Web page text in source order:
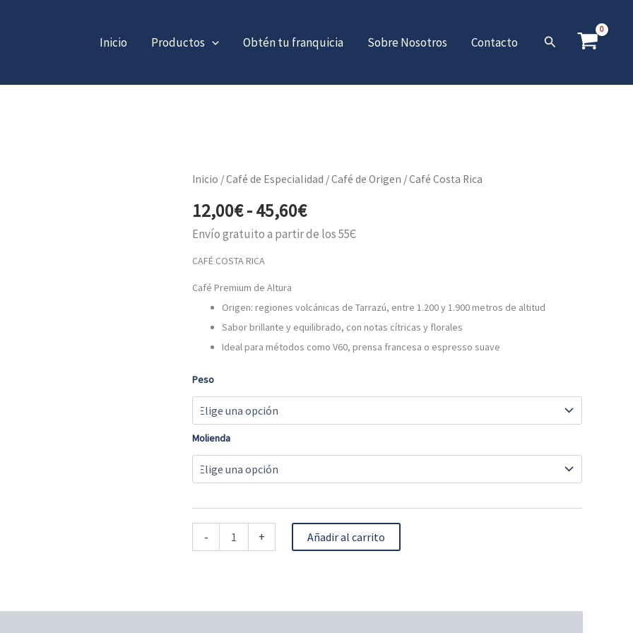
Inicio Productos Obtén tu franquicia Sobre Nosotros Contacto Buscar
Inicio /Café de Especialidad /Café de Origen / Café Costa Rica
12,00€-45,60€
Rango
precios:
desde
45,60€
Envío gratuito a partir de los 55Є
CAFÉ COSTA RICA
Café Premium de Altura
Origen: regiones volcánicas de Tarrazú, entre 1.200 y 1.900 metros de altitud
Sabor brillante y equilibrado, con notas cítricas y florales
Ideal para métodos como V60, prensa francesa o espresso suave
Peso
Molienda
-
Café
Rica
cantidad
+ Añadir al carrito